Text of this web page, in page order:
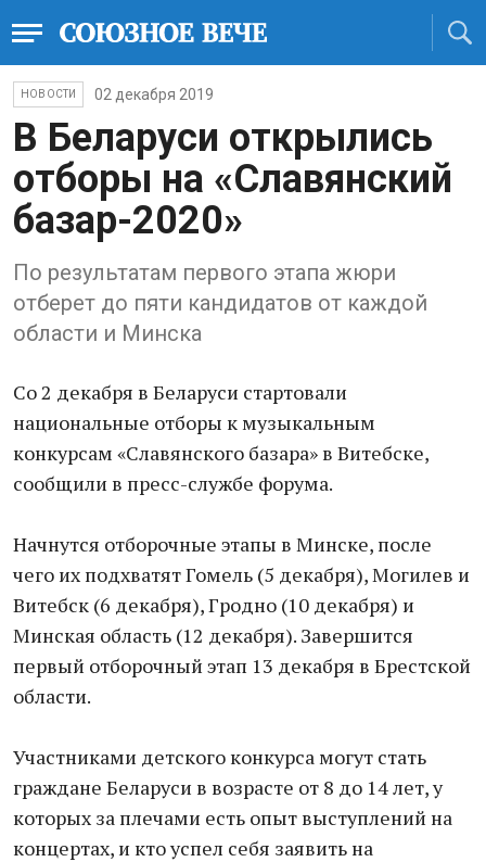
НОВОСТИ 02 декабря 2019
В Беларуси открылись
отборы на «Славянский
базар-2020»
По результатам первого этапа жюри
отберет до пяти кандидатов от каждой
области и Минска
Со 2 декабря в Беларуси стартовали
национальные отборы к музыкальным
конкурсам «Славянского базара» в Витебске,
сообщили в пресс-службе форума.
Начнутся отборочные этапы в Минске, после
чего их подхватят Гомель (5 декабря), Могилев и
Витебск (6 декабря), Гродно (10 декабря) и
Минская область (12 декабря). Завершится
первый отборочный этап 13 декабря в Брестской
области.
Участниками детского конкурса могут стать
граждане Беларуси в возрасте от 8 до 14 лет, у
которых за плечами есть опыт выступлений на
концертах, и кто успел себя заявить на